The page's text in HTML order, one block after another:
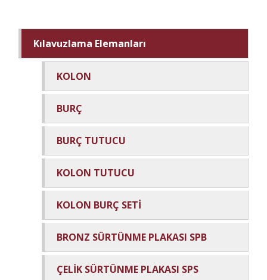
Kılavuzlama Elemanları
KOLON
BURÇ
BURÇ TUTUCU
KOLON TUTUCU
KOLON BURÇ SETİ
BRONZ SÜRTÜNME PLAKASI SPB
ÇELİK SÜRTÜNME PLAKASI SPS